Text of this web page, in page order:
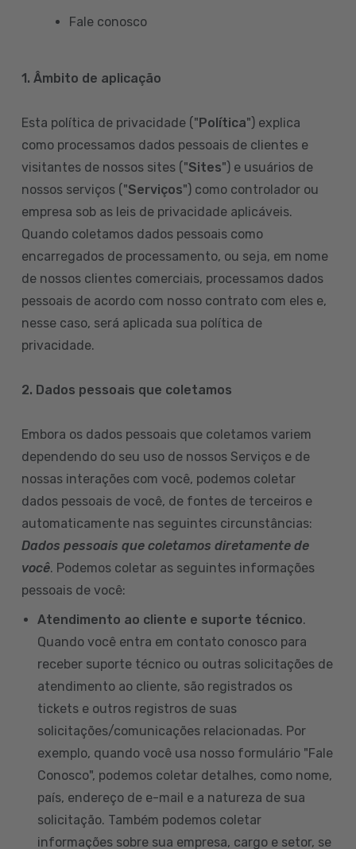
Fale conosco
1. Âmbito de aplicação
Esta política de privacidade ("Política") explica
como processamos dados pessoais de clientes e
visitantes de nossos sites ("Sites") e usuários de
nossos serviços ("Serviços") como controlador ou
empresa sob as leis de privacidade aplicáveis.
Quando coletamos dados pessoais como
encarregados de processamento, ou seja, em nome
de nossos clientes comerciais, processamos dados
pessoais de acordo com nosso contrato com eles e,
nesse caso, será aplicada sua política de
privacidade.
2. Dados pessoais que coletamos
Embora os dados pessoais que coletamos variem
dependendo do seu uso de nossos Serviços e de
nossas interações com você, podemos coletar
dados pessoais de você, de fontes de terceiros e
automaticamente nas seguintes circunstâncias:
Dados pessoais que coletamos diretamente de
você. Podemos coletar as seguintes informações
pessoais de você:
Atendimento ao cliente e suporte técnico.
Quando você entra em contato conosco para
receber suporte técnico ou outras solicitações de
atendimento ao cliente, são registrados os
tickets e outros registros de suas
solicitações/comunicações relacionadas. Por
exemplo, quando você usa nosso formulário "Fale
Conosco", podemos coletar detalhes, como nome,
país, endereço de e-mail e a natureza de sua
solicitação. Também podemos coletar
informações sobre sua empresa, cargo e setor, se